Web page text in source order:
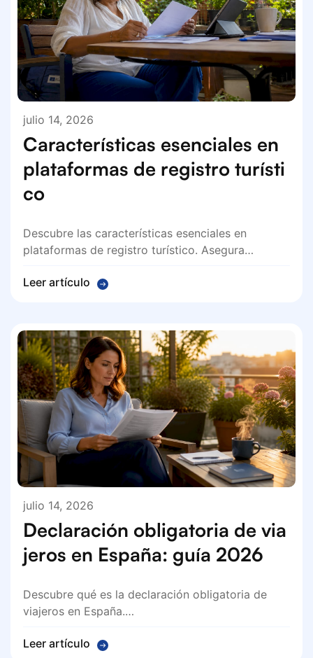
julio 14, 2026
Características esenciales en
plataformas de registro turísti
co
Descubre las características esenciales en
plataformas de registro turístico. Asegura…
Leer artículo
julio 14, 2026
Declaración obligatoria de via
jeros en España: guía 2026
Descubre qué es la declaración obligatoria de
viajeros en España.…
Leer artículo